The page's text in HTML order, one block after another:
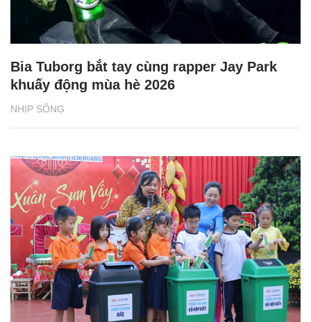
NHỊP SỐNG
Bia Tuborg bắt tay cùng rapper Jay Park
khuấy động mùa hè 2026